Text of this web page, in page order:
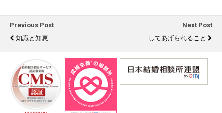
Previous Post
知識と知恵
Next Post
してあげられること